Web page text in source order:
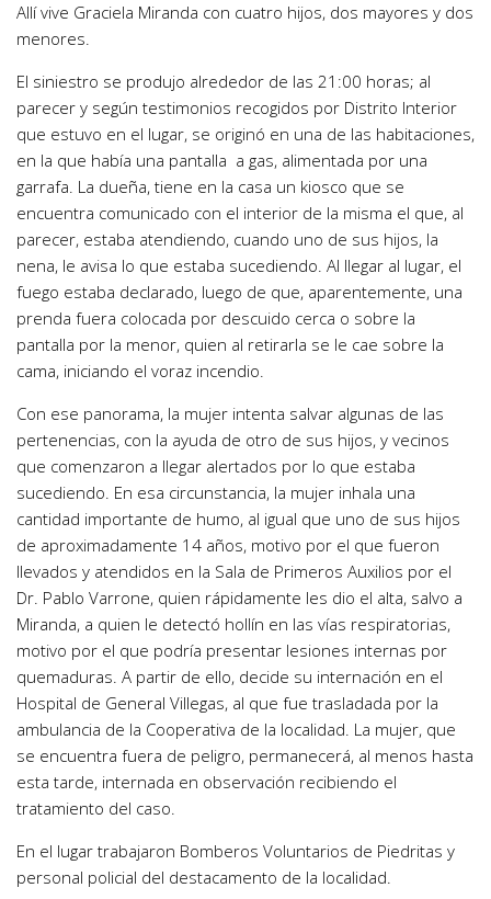
Allí vive Graciela Miranda con cuatro hijos, dos mayores y dos
menores.
El siniestro se produjo alrededor de las 21:00 horas; al
parecer y según testimonios recogidos por Distrito Interior
que estuvo en el lugar, se originó en una de las habitaciones,
en la que había una pantalla a gas, alimentada por una
garrafa. La dueña, tiene en la casa un kiosco que se
encuentra comunicado con el interior de la misma el que, al
parecer, estaba atendiendo, cuando uno de sus hijos, la
nena, le avisa lo que estaba sucediendo. Al llegar al lugar, el
fuego estaba declarado, luego de que, aparentemente, una
prenda fuera colocada por descuido cerca o sobre la
pantalla por la menor, quien al retirarla se le cae sobre la
cama, iniciando el voraz incendio.
Con ese panorama, la mujer intenta salvar algunas de las
pertenencias, con la ayuda de otro de sus hijos, y vecinos
que comenzaron a llegar alertados por lo que estaba
sucediendo. En esa circunstancia, la mujer inhala una
cantidad importante de humo, al igual que uno de sus hijos
de aproximadamente 14 años, motivo por el que fueron
llevados y atendidos en la Sala de Primeros Auxilios por el
Dr. Pablo Varrone, quien rápidamente les dio el alta, salvo a
Miranda, a quien le detectó hollín en las vías respiratorias,
motivo por el que podría presentar lesiones internas por
quemaduras. A partir de ello, decide su internación en el
Hospital de General Villegas, al que fue trasladada por la
ambulancia de la Cooperativa de la localidad. La mujer, que
se encuentra fuera de peligro, permanecerá, al menos hasta
esta tarde, internada en observación recibiendo el
tratamiento del caso.
En el lugar trabajaron Bomberos Voluntarios de Piedritas y
personal policial del destacamento de la localidad.